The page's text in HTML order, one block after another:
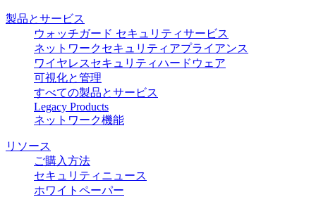
製品とサービス
ウォッチガード セキュリティサービス
ネットワークセキュリティアプライアンス
ワイヤレスセキュリティハードウェア
可視化と管理
すべての製品とサービス
Legacy Products
ネットワーク機能
リソース
ご購入方法
セキュリティニュース
ホワイトペーパー